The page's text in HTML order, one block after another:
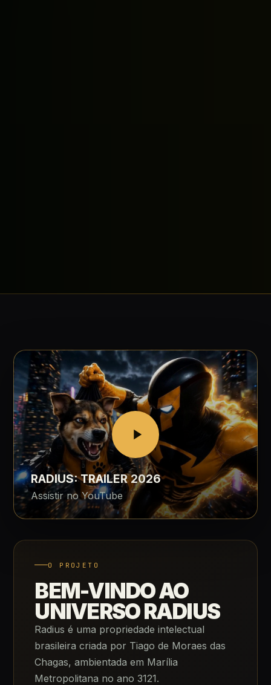
RADIUS: TRAILER 2026
Assistir no YouTube
O PROJETO
BEM-VINDO AO
UNIVERSO RADIUS
Radius é uma propriedade intelectual
brasileira criada por Tiago de Moraes das
Chagas, ambientada em Marília
Metropolitana no ano 3121.